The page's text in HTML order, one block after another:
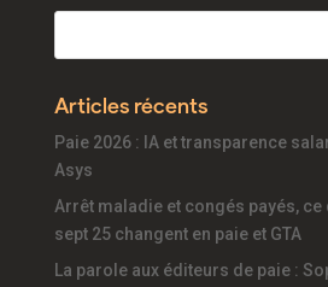
Articles récents
Paie 2026 : IA et transparence
Asys
Arrêt maladie et congés payés,
sept 25 changent en paie et GTA
La parole aux éditeurs de paie :